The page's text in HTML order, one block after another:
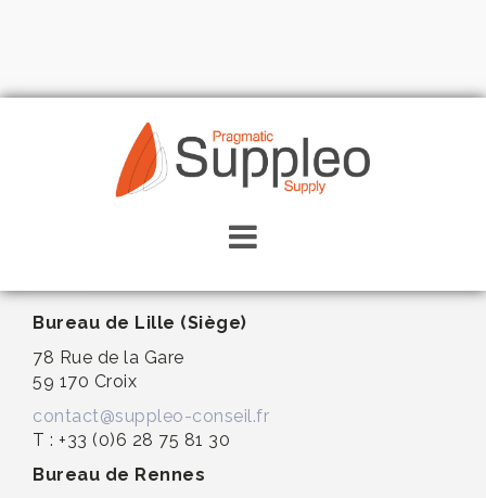
Bureau de Lille (Siège)
78 Rue de la Gare
59 170 Croix
contact@suppleo-conseil.fr
T : +33 (0)6 28 75 81 30
Bureau de Rennes